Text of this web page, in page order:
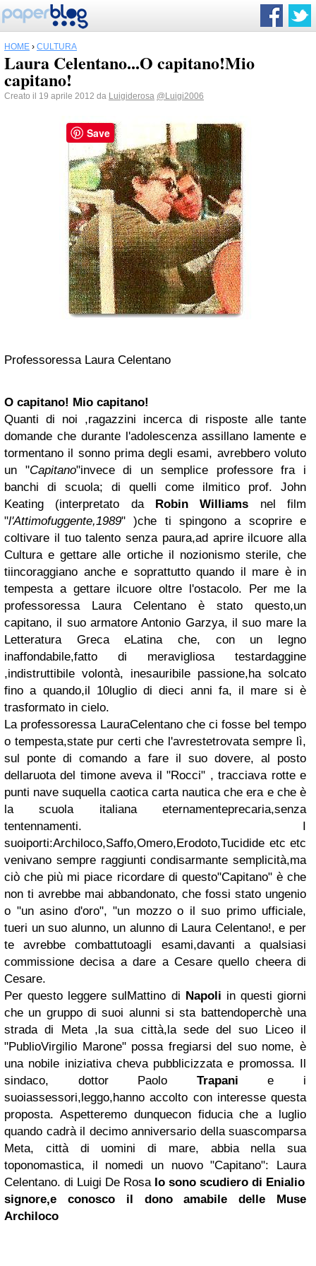
HOME › CULTURA
Laura Celentano...O capitano!Mio
capitano!
Creato il 19 aprile 2012 da Luigiderosa @Luigi2006
Professoressa Laura Celentano
O capitano! Mio capitano!
Quanti di noi ,ragazzini incerca di risposte alle tante
domande che durante l'adolescenza assillano lamente e
tormentano il sonno prima degli esami, avrebbero voluto
un "Capitano"invece di un semplice professore fra i
banchi di scuola; di quelli come ilmitico prof. John
Keating (interpretato da Robin Williams nel film
"l'Attimofuggente,1989" )che ti spingono a scoprire e
coltivare il tuo talento senza paura,ad aprire ilcuore alla
Cultura e gettare alle ortiche il nozionismo sterile, che
tiincoraggiano anche e soprattutto quando il mare è in
tempesta a gettare ilcuore oltre l'ostacolo. Per me la
professoressa Laura Celentano è stato questo,un
capitano, il suo armatore Antonio Garzya, il suo mare la
Letteratura Greca eLatina che, con un legno
inaffondabile,fatto di meravigliosa testardaggine
,indistruttibile volontà, inesauribile passione,ha solcato
fino a quando,il 10luglio di dieci anni fa, il mare si è
trasformato in cielo.
La professoressa LauraCelentano che ci fosse bel tempo
o tempesta,state pur certi che l'avrestetrovata sempre lì,
sul ponte di comando a fare il suo dovere, al posto
dellaruota del timone aveva il "Rocci" , tracciava rotte e
punti nave suquella caotica carta nautica che era e che è
la scuola italiana eternamenteprecaria,senza
tentennamenti. I
suoiporti:Archiloco,Saffo,Omero,Erodoto,Tucidide etc etc
venivano sempre raggiunti condisarmante semplicità,ma
ciò che più mi piace ricordare di questo"Capitano" è che
non ti avrebbe mai abbandonato, che fossi stato ungenio
o "un asino d'oro", "un mozzo o il suo primo ufficiale,
tueri un suo alunno, un alunno di Laura Celentano!, e per
te avrebbe combattutoagli esami,davanti a qualsiasi
commissione decisa a dare a Cesare quello cheera di
Cesare.
Per questo leggere sulMattino di Napoli in questi giorni
che un gruppo di suoi alunni si sta battendoperchè una
strada di Meta ,la sua città,la sede del suo Liceo il
"PublioVirgilio Marone" possa fregiarsi del suo nome, è
una nobile iniziativa cheva pubblicizzata e promossa. Il
sindaco, dottor Paolo Trapani e i
suoiassessori,leggo,hanno accolto con interesse questa
proposta. Aspetteremo dunquecon fiducia che a luglio
quando cadrà il decimo anniversario della suascomparsa
Meta, città di uomini di mare, abbia nella sua
toponomastica, il nomedi un nuovo "Capitano": Laura
Celentano. di Luigi De Rosa Io sono scudiero di Enialio
signore,e conosco il dono amabile delle Muse
Archiloco
Save